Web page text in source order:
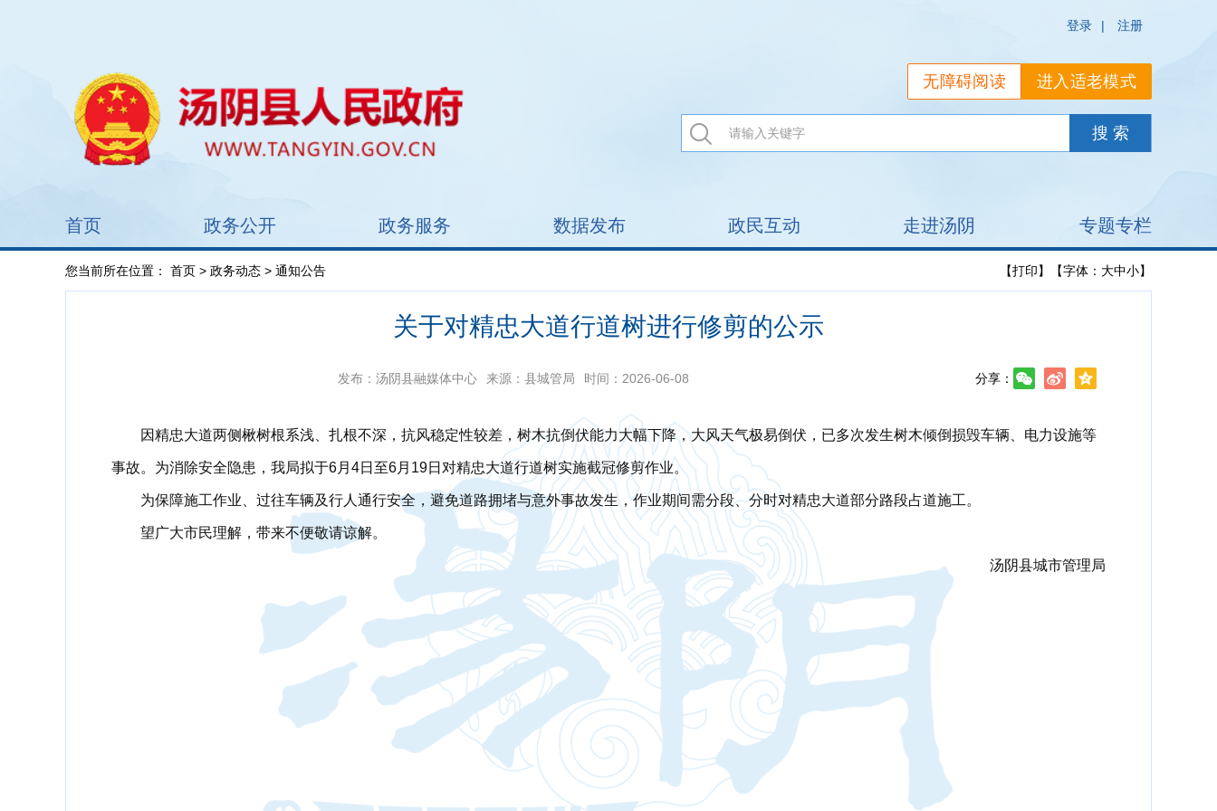
登录 | 注册
进入适老模式
无障碍阅读
首页 政务公开 政务服务 数据发布 政民互动 走进汤阴 专题专栏
您当前所在位置： 首页 > 政务动态 > 通知公告 【打印】 【字体： 大中小】
关于对精忠大道行道树进行修剪的公示
发布：汤阴县融媒体中心 来源：县城管局 时间：2026-06-08 分享：
因精忠大道两侧楸树根系浅、扎根不深，抗风稳定性较差，树木抗倒伏能力大幅下降，大风天气极易倒伏，已多次发生树木倾倒损毁车辆、电力设施等
事故。为消除安全隐患，我局拟于6月4日至6月19日对精忠大道行道树实施截冠修剪作业。
为保障施工作业、过往车辆及行人通行安全，避免道路拥堵与意外事故发生，作业期间需分段、分时对精忠大道部分路段占道施工。
望广大市民理解，带来不便敬请谅解。
汤阴县城市管理局